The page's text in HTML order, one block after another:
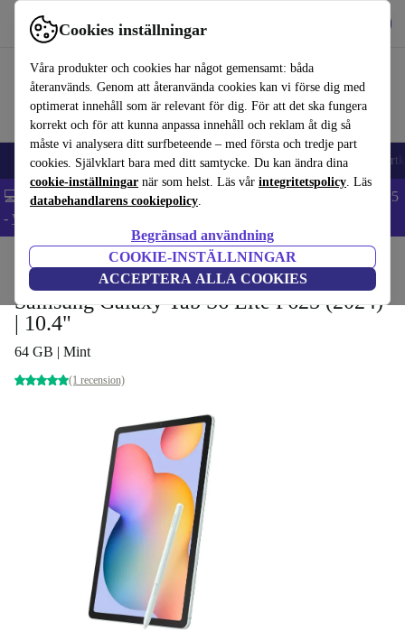
Cookies inställningar
Våra produkter och cookies har något gemensamt: båda
återanvänds. Genom att återanvända cookies kan vi förse dig med
optimerat innehåll som är relevant för dig. För att det ska fungera
korrekt och för att kunna anpassa innehåll och reklam åt dig så
måste vi analysera ditt surfbeteende – med första och tredje part
cookies. Självklart bara med ditt samtycke. Du kan ändra dina
cookie-inställningar när som helst. Läs vår integritetspolicy. Läs
databehandlarens cookiepolicy.
Begränsad användning
COOKIE-INSTÄLLNINGAR
ACCEPTERA ALLA COOKIES
Använd refurbed snabbt och enkelt
🎒 Back to school Mobiltelefoner Bärbara datorer Surfplattor
💻 Extra 5% rabatt på alla MacBooks och laptops - Code: LAPTOP5
- Villkor
Surfplattor Samsung Surfplattor
Samsung Galaxy Tab S6 Lite P625 (2024)
| 10.4"
64 GB | Mint
(1 recension)